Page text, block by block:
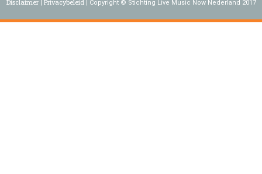
Disclaimer Privacybeleid Copyright © Stichting Live Music Now Nederland 2017